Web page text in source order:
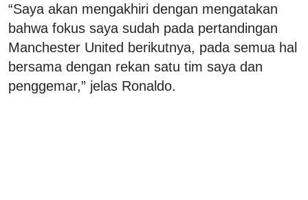
“Saya akan mengakhiri dengan mengatakan
bahwa fokus saya sudah pada pertandingan
Manchester United berikutnya, pada semua hal
bersama dengan rekan satu tim saya dan
penggemar,” jelas Ronaldo.